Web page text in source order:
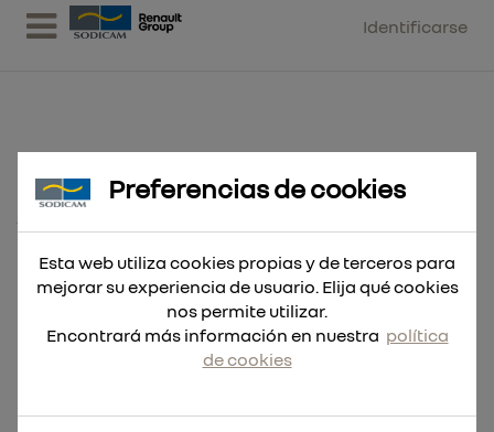
Identificarse
Hoja Sable THE TORCH™ 230mm
18Tpi - 5uds
Preferencias de cookies
Esta web utiliza cookies propias y de terceros para
mejorar su experiencia de usuario. Elija qué cookies
nos permite utilizar.
Encontrará más información en nuestra política
de cookies